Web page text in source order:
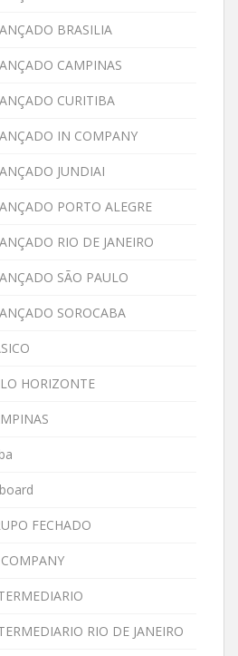
BRASILIA
CAMPINAS
CURITIBA
IN COMPANY
JUNDIAI
PORTO ALEGRE
RIO DE JANEIRO
SÃO PAULO
SOROCABA
HORIZONTE
FECHADO
RIO DE JANEIRO